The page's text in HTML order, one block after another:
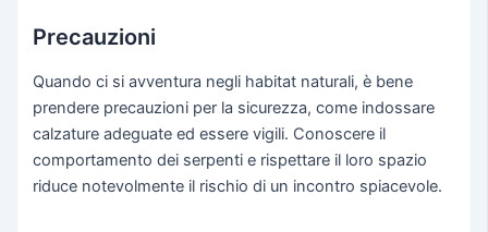
Precauzioni
Quando ci si avventura negli habitat naturali, è bene
prendere precauzioni per la sicurezza, come indossare
calzature adeguate ed essere vigili. Conoscere il
comportamento dei serpenti e rispettare il loro spazio
riduce notevolmente il rischio di un incontro spiacevole.